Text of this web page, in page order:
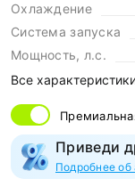
Охлаждение
Система запуска
Мощность, л.с.
Все
Приведи
Подробнее об